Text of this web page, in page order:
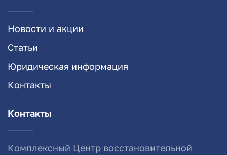
Новости и акции
Статьи
Юридическая информация
Контакты
Контакты
Комплексный Центр восстановительной